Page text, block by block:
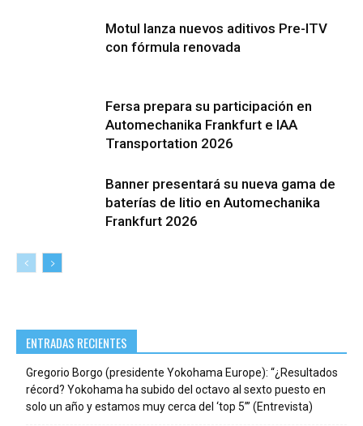
Motul lanza nuevos aditivos Pre-ITV
con fórmula renovada
Fersa prepara su participación en
Automechanika Frankfurt e IAA
Transportation 2026
Banner presentará su nueva gama de
baterías de litio en Automechanika
Frankfurt 2026
ENTRADAS RECIENTES
Gregorio Borgo (presidente Yokohama Europe): “¿Resultados
récord? Yokohama ha subido del octavo al sexto puesto en
solo un año y estamos muy cerca del ‘top 5’” (Entrevista)